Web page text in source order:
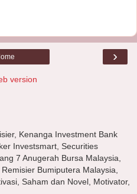
›
version
Kenanga Investment Bank
Investsmart, Securities
7 Anugerah Bursa Malaysia,
Bumiputera Malaysia,
Saham dan Novel, Motivator,